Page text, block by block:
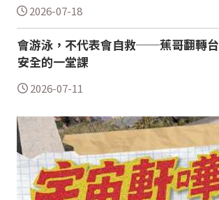
2026-07-18
會游泳，不代表會自救──蕉哥翻轉
安全的一堂課
2026-07-11